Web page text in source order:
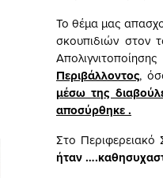
Το θέμα μας
σκουπιδιών στον
Περιβάλλοντος,
μέσω της
αποσύρθηκε.
Στο Περιφερειακό
ήταν